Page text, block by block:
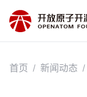
首页 / 新闻动态 /